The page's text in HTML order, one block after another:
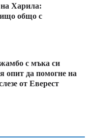
Харила:
общо с
с мъка си
опит да помогне на
от Еверест